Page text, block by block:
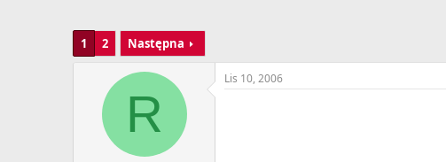
1 2 Następna
R
Lis 10, 2006